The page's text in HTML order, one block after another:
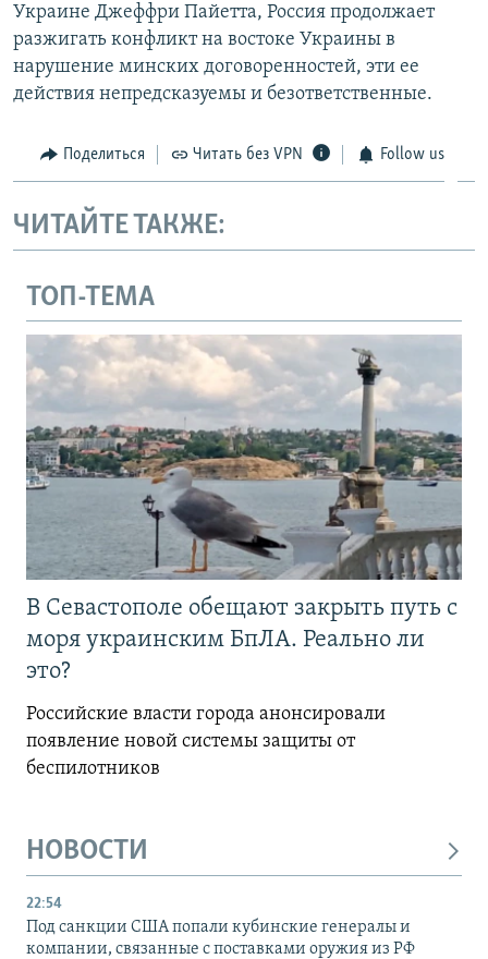
Украине Джеффри Пайетта, Россия продолжает
разжигать конфликт на востоке Украины в
нарушение минских договоренностей, эти ее
действия непредсказуемы и безответственные.
Поделиться Читать без VPN Follow us
ЧИТАЙТЕ ТАКЖЕ:
ТОП-ТЕМА
В Севастополе обещают закрыть путь с
моря украинским БпЛА. Реально ли
это?
Российские власти города анонсировали
появление новой системы защиты от
беспилотников
НОВОСТИ
22:54
Под санкции США попали кубинские генералы и
компании, связанные с поставками оружия из РФ